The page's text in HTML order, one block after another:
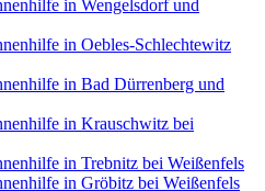
in Wengelsdorf und
in Oebles-Schlechtewitz
in Bad Dürrenberg und
in Krauschwitz bei
in Trebnitz bei Weißenfels
in Gröbitz bei Weißenfels